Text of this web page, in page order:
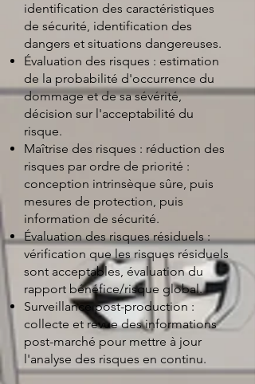
identification des caractéristiques
de sécurité, identification des
dangers et situations dangereuses.
Évaluation des risques : estimation
de la probabilité d'occurrence du
dommage et de sa sévérité,
décision sur l'acceptabilité du
risque.
Maîtrise des risques : réduction des
risques par ordre de priorité :
conception intrinsèque sûre, puis
mesures de protection, puis
information de sécurité.
Évaluation des risques résiduels :
vérification que les risques résiduels
sont acceptables, évaluation du
rapport bénéfice/risque global.
Surveillance post-production :
collecte et revue des informations
post-marché pour mettre à jour
l'analyse des risques en continu.